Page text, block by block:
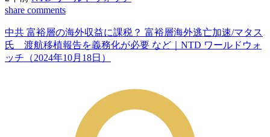
share comments
中共 富裕層の海外収益に課税？ 富裕層海外逃亡加速/マタス
氏 渡航移植報告を義務化が必要 など｜NTD ワールドウォ
ッチ（2024年10月18日）